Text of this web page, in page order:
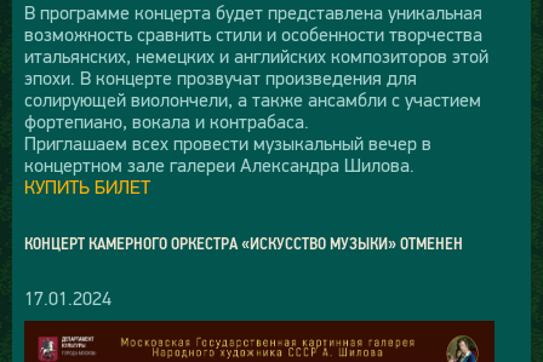
В программе концерта будет представлена уникальная
возможность сравнить стили и особенности творчества
итальянских, немецких и английских композиторов этой
эпохи. В концерте прозвучат произведения для
солирующей виолончели, а также ансамбли с участием
фортепиано, вокала и контрабаса.
Приглашаем всех провести музыкальный вечер в
концертном зале галереи Александра Шилова.
КУПИТЬ БИЛЕТ
КОНЦЕРТ КАМЕРНОГО ОРКЕСТРА «ИСКУССТВО МУЗЫКИ» ОТМЕНЕН
17.01.2024